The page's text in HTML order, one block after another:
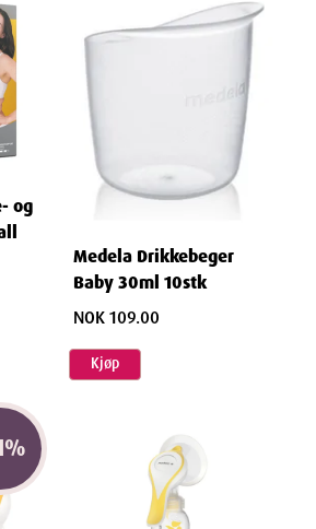
og
Medela Drikkebeger
Baby 30ml 10stk
NOK 109.00
Kjøp
%